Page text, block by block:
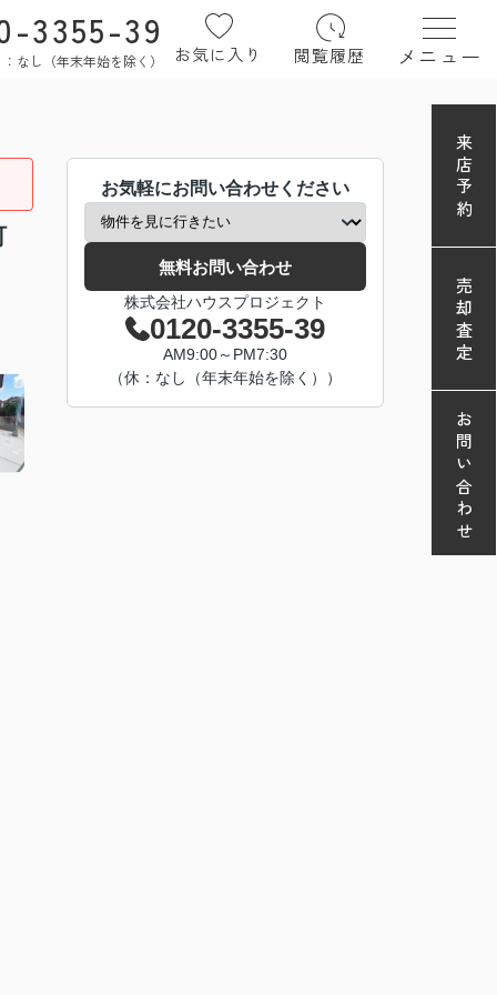
3355-39
なし（年末年始を除く） お気に入り 閲覧履歴 メニュー
お気軽にお問い合わせください
無料お問い合わせ
株式会社ハウスプロジェクト
0120-3355-39
AM9:00～PM7:30
（休：なし（年末年始を除く））
来店予約
売却査定
お問い合わせ